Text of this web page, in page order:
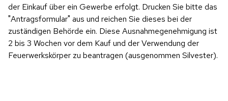
der Einkauf über ein Gewerbe erfolgt. Drucken Sie bitte das
"Antragsformular" aus und reichen Sie dieses bei der
zuständigen Behörde ein. Diese Ausnahmegenehmigung ist
2 bis 3 Wochen vor dem Kauf und der Verwendung der
Feuerwerkskörper zu beantragen (ausgenommen Silvester).